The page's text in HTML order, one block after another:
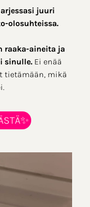
juuri
olosuhteissa.
raaka-aineita ja
sinulle. Ei enää
tietämään, mikä